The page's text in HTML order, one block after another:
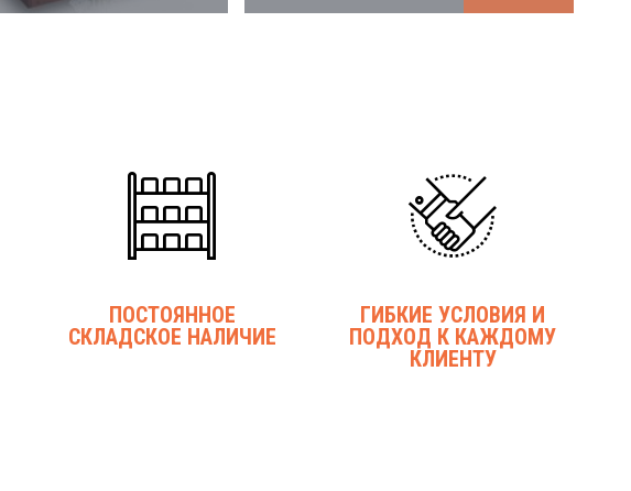
ПОСТОЯННОЕ
СКЛАДСКОЕ НАЛИЧИЕ
ГИБКИЕ УСЛОВИЯ И
ПОДХОД К КАЖДОМУ
КЛИЕНТУ